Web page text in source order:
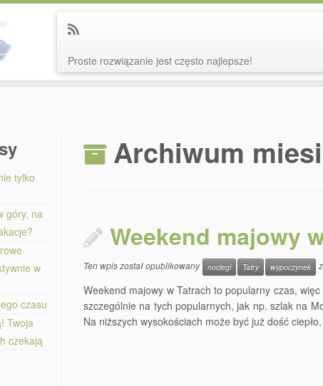
Proste rozwiązanie jest często najlepsze!
tylko
góry, na
w
czasu
Twoja
czekają
Archiwum
Weekend majowy
Ten wpis został opublikowany noclegi Tatry wypoczynek
Weekend majowy w Tatrach to popularny czas,
szczególnie na tych popularnych, jak np. szlak na
Na niższych wysokościach może być już dość